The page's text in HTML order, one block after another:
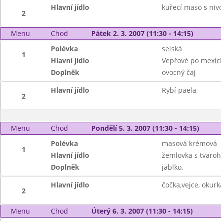
2
Hlavní jídlo kuřecí maso s
Menu Chod Pátek 2. 3. 2007 (11:30 - 14:15)
1
Polévka
selská
Hlavní jídlo
Vepřové po
Doplněk
ovocný čaj
2
Hlavní jídlo Rybí paela,
Menu Chod Pondělí 5. 3. 2007 (11:30 - 14:15)
1
Polévka
masová krémová
Hlavní jídlo
žemlovka s
Doplněk
jablko,
2
Hlavní jídlo čočka,vejce,
Menu Chod Úterý 6. 3. 2007 (11:30 - 14:15)